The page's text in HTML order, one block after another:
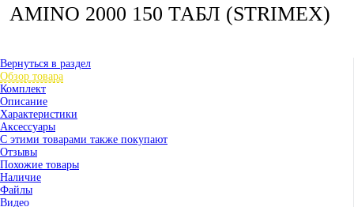
AMINO 2000 150 ТАБЛ (STRIMEX)
Вернуться в раздел
Обзор товара
Комплект
Описание
Характеристики
Аксессуары
С этими товарами также покупают
Отзывы
Похожие товары
Наличие
Файлы
Видео